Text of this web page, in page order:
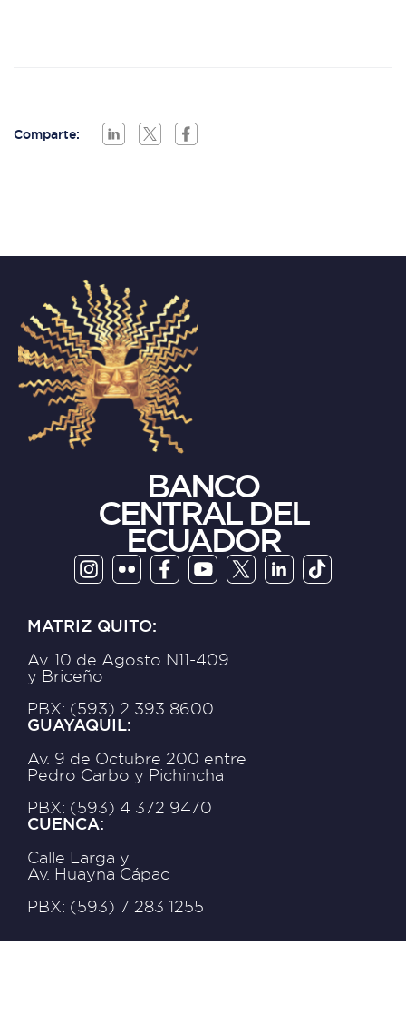
Comparte:
BANCO
CENTRAL DEL
ECUADOR
MATRIZ QUITO:
Av. 10 de Agosto N11-409
y Briceño
PBX: (593) 2 393 8600
GUAYAQUIL:
Av. 9 de Octubre 200 entre
Pedro Carbo y Pichincha
PBX: (593) 4 372 9470
CUENCA:
Calle Larga y
Av. Huayna Cápac
PBX: (593) 7 283 1255